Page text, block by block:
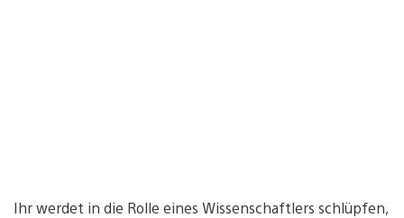
Ihr werdet in die Rolle eines Wissenschaftlers schlüpfen,